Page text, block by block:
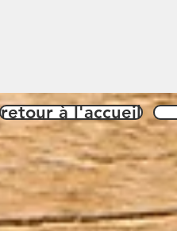
retour à l'accueil